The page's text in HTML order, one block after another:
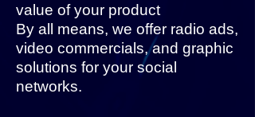
value of your product
By all means, we offer radio ads,
video commercials, and graphic
solutions for your social
networks.